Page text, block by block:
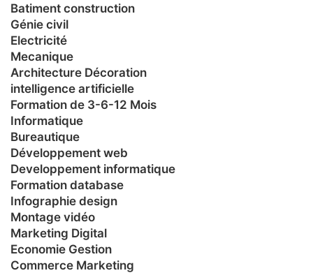
Batiment construction
Génie civil
Electricité
Mecanique
Architecture Décoration
intelligence artificielle
Formation de 3-6-12 Mois
Informatique
Bureautique
Développement web
Developpement informatique
Formation database
Infographie design
Montage vidéo
Marketing Digital
Economie Gestion
Commerce Marketing